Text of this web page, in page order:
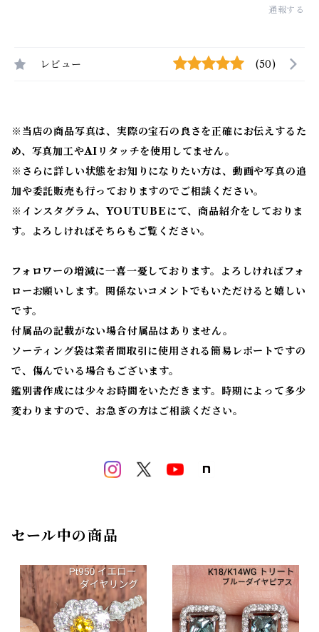
通報する
レビュー (50)
※当店の商品写真は、実際の宝石の良さを正確にお伝えするた
め、写真加工やAIリタッチを使用してません。
※ さらに詳しい状態をお知りになりたい方は、動画や写真の追
加や委託販売も行っておりますのでご相談ください。
※ インスタグラム、YOUTUBEにて、商品紹介をしておりま
す。よろしければそちらもご覧ください。
フォロワーの増減に一喜一憂しております。よろしければフォ
ローお願いします。関係ないコメントでもいただけると嬉しい
です。
付属品の記載がない場合付属品はありません。
ソーティング袋は業者間取引に使用される簡易レポートですの
で、傷んでいる場合もございます。
鑑別書作成には少々お時間をいただきます。時期によって多少
変わりますので、お急ぎの方はご相談ください。
セール中の商品